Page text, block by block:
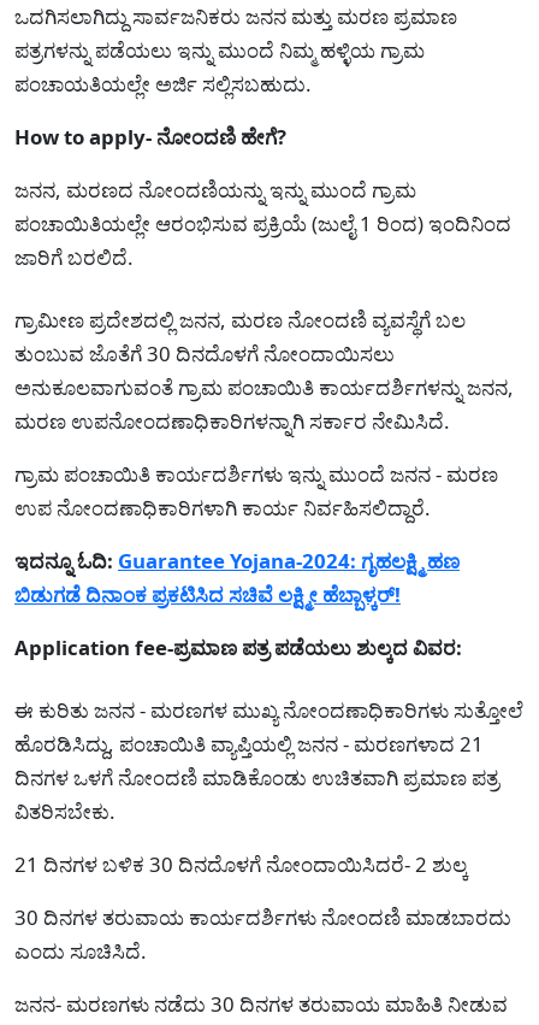
ಒದಗಿಸಲಾಗಿದ್ದು ಸಾರ್ವಜನಿಕರು ಜನನ ಮತ್ತು ಮರಣ ಪ್ರಮಾಣ
ಪತ್ರಗಳನ್ನು ಪಡೆಯಲು ಇನ್ನು ಮುಂದೆ ನಿಮ್ಮ ಹಳ್ಳಿಯ ಗ್ರಾಮ
ಪಂಚಾಯತಿಯಲ್ಲೇ ಅರ್ಜಿ ಸಲ್ಲಿಸಬಹುದು.
How to apply- ನೋಂದಣಿ ಹೇಗೆ?
ಜನನ, ಮರಣದ ನೋಂದಣಿಯನ್ನು ಇನ್ನು ಮುಂದೆ ಗ್ರಾಮ
ಪಂಚಾಯಿತಿಯಲ್ಲೇ ಆರಂಭಿಸುವ ಪ್ರಕ್ರಿಯೆ (ಜುಲೈ 1 ರಿಂದ) ಇಂದಿನಿಂದ
ಜಾರಿಗೆ ಬರಲಿದೆ.
ಗ್ರಾಮೀಣ ಪ್ರದೇಶದಲ್ಲಿ ಜನನ, ಮರಣ ನೋಂದಣಿ ವ್ಯವಸ್ಥೆಗೆ ಬಲ
ತುಂಬುವ ಜೊತೆಗೆ 30 ದಿನದೊಳಗೆ ನೋಂದಾಯಿಸಲು
ಅನುಕೂಲವಾಗುವಂತೆ ಗ್ರಾಮ ಪಂಚಾಯಿತಿ ಕಾರ್ಯದರ್ಶಿಗಳನ್ನು ಜನನ,
ಮರಣ ಉಪನೋಂದಣಾಧಿಕಾರಿಗಳನ್ನಾಗಿ ಸರ್ಕಾರ ನೇಮಿಸಿದೆ.
ಗ್ರಾಮ ಪಂಚಾಯಿತಿ ಕಾರ್ಯದರ್ಶಿಗಳು ಇನ್ನು ಮುಂದೆ ಜನನ - ಮರಣ
ಉಪ ನೋಂದಣಾಧಿಕಾರಿಗಳಾಗಿ ಕಾರ್ಯ ನಿರ್ವಹಿಸಲಿದ್ದಾರೆ.
ಇದನ್ನೂ ಓದಿ: Guarantee Yojana-2024: ಗೃಹಲಕ್ಷ್ಮಿ ಹಣ
ಬಿಡುಗಡೆ ದಿನಾಂಕ ಪ್ರಕಟಿಸಿದ ಸಚಿವೆ ಲಕ್ಷ್ಮೀ ಹೆಬ್ಬಾಳ್ಕರ್!
Application fee-ಪ್ರಮಾಣ ಪತ್ರ ಪಡೆಯಲು ಶುಲ್ಕದ ವಿವರ:
ಈ ಕುರಿತು ಜನನ - ಮರಣಗಳ ಮುಖ್ಯ ನೋಂದಣಾಧಿಕಾರಿಗಳು ಸುತ್ತೋಲೆ
ಹೊರಡಿಸಿದ್ದು, ಪಂಚಾಯಿತಿ ವ್ಯಾಪ್ತಿಯಲ್ಲಿ ಜನನ - ಮರಣಗಳಾದ 21
ದಿನಗಳ ಒಳಗೆ ನೋಂದಣಿ ಮಾಡಿಕೊಂಡು ಉಚಿತವಾಗಿ ಪ್ರಮಾಣ ಪತ್ರ
ವಿತರಿಸಬೇಕು.
21 ದಿನಗಳ ಬಳಿಕ 30 ದಿನದೊಳಗೆ ನೋಂದಾಯಿಸಿದರೆ- 2 ಶುಲ್ಕ
30 ದಿನಗಳ ತರುವಾಯ ಕಾರ್ಯದರ್ಶಿಗಳು ನೋಂದಣಿ ಮಾಡಬಾರದು
ಎಂದು ಸೂಚಿಸಿದೆ.
ಜನನ- ಮರಣಗಳು ನಡೆದು 30 ದಿನಗಳ ತರುವಾಯ ಮಾಹಿತಿ ನೀಡುವ